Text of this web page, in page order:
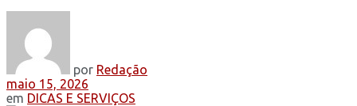
por Redação
maio 15, 2026
em DICAS E SERVIÇOS